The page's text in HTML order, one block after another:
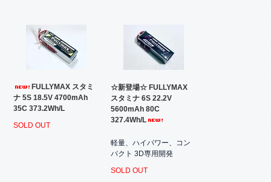
FULLYMAX スタミ
ナ 5S 18.5V 4700mAh
35C 373.2Wh/L
SOLD OUT
☆新登場☆ FULLYMAX
スタミナ 6S 22.2V
5600mAh 80C
327.4Wh/L
軽量、ハイパワー、コン
パクト 3D専用開発
SOLD OUT